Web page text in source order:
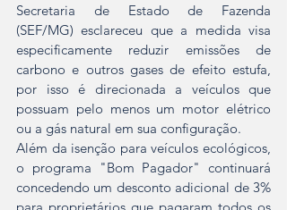
Secretaria de Estado de Fazenda
(SEF/MG) esclareceu que a medida visa
especificamente reduzir emissões de
carbono e outros gases de efeito estufa,
por isso é direcionada a veículos que
possuam pelo menos um motor elétrico
ou a gás natural em sua configuração.
Além da isenção para veículos ecológicos,
o programa "Bom Pagador" continuará
concedendo um desconto adicional de 3%